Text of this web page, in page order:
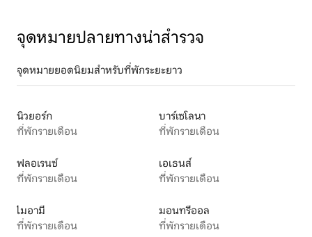
จุดหมายปลายทางน่าสำรวจ
จุดหมายยอดนิยมสำหรับที่พักระยะยาว
นิวยอร์ก
ที่พักรายเดือน
บาร์เซโลนา
ที่พักรายเดือน
ฟลอเรนซ์
ที่พักรายเดือน
เอเธนส์
ที่พักรายเดือน
ไมอามี
ที่พักรายเดือน
มอนทรีออล
ที่พักรายเดือน